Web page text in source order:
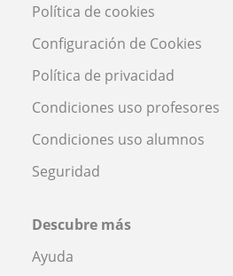
Política de cookies
Configuración de Cookies
Política de privacidad
Condiciones uso profesores
Condiciones uso alumnos
Seguridad
Descubre más
Ayuda